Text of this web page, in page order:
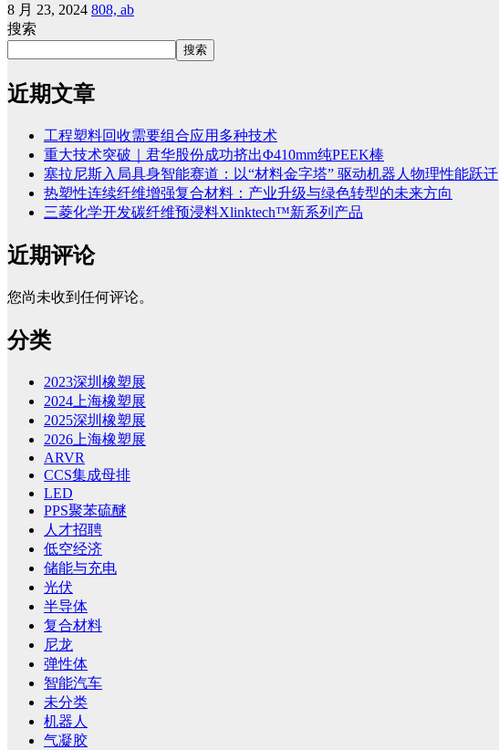
8 月 23, 2024 808, ab
搜索
搜索
近期文章
工程塑料回收需要组合应用多种技术
重大技术突破｜君华股份成功挤出Φ410mm纯PEEK棒
塞拉尼斯入局具身智能赛道：以“材料金字塔” 驱动机器人物理性能跃迁
热塑性连续纤维增强复合材料：产业升级与绿色转型的未来方向
三菱化学开发碳纤维预浸料Xlinktech™新系列产品
近期评论
您尚未收到任何评论。
分类
2023深圳橡塑展
2024上海橡塑展
2025深圳橡塑展
2026上海橡塑展
ARVR
CCS集成母排
LED
PPS聚苯硫醚
人才招聘
低空经济
储能与充电
光伏
半导体
复合材料
尼龙
弹性体
智能汽车
未分类
机器人
气凝胶